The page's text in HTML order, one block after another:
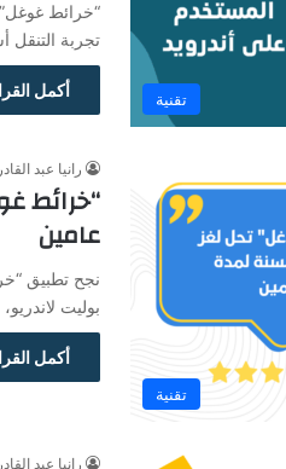
تقنية
“خرائط
تجربة
أكمل
تقنية
رانيا عبد القادر
“خرائط
عامين
نجح تطبيق
بوليت
أكمل
رانيا عبد القادر